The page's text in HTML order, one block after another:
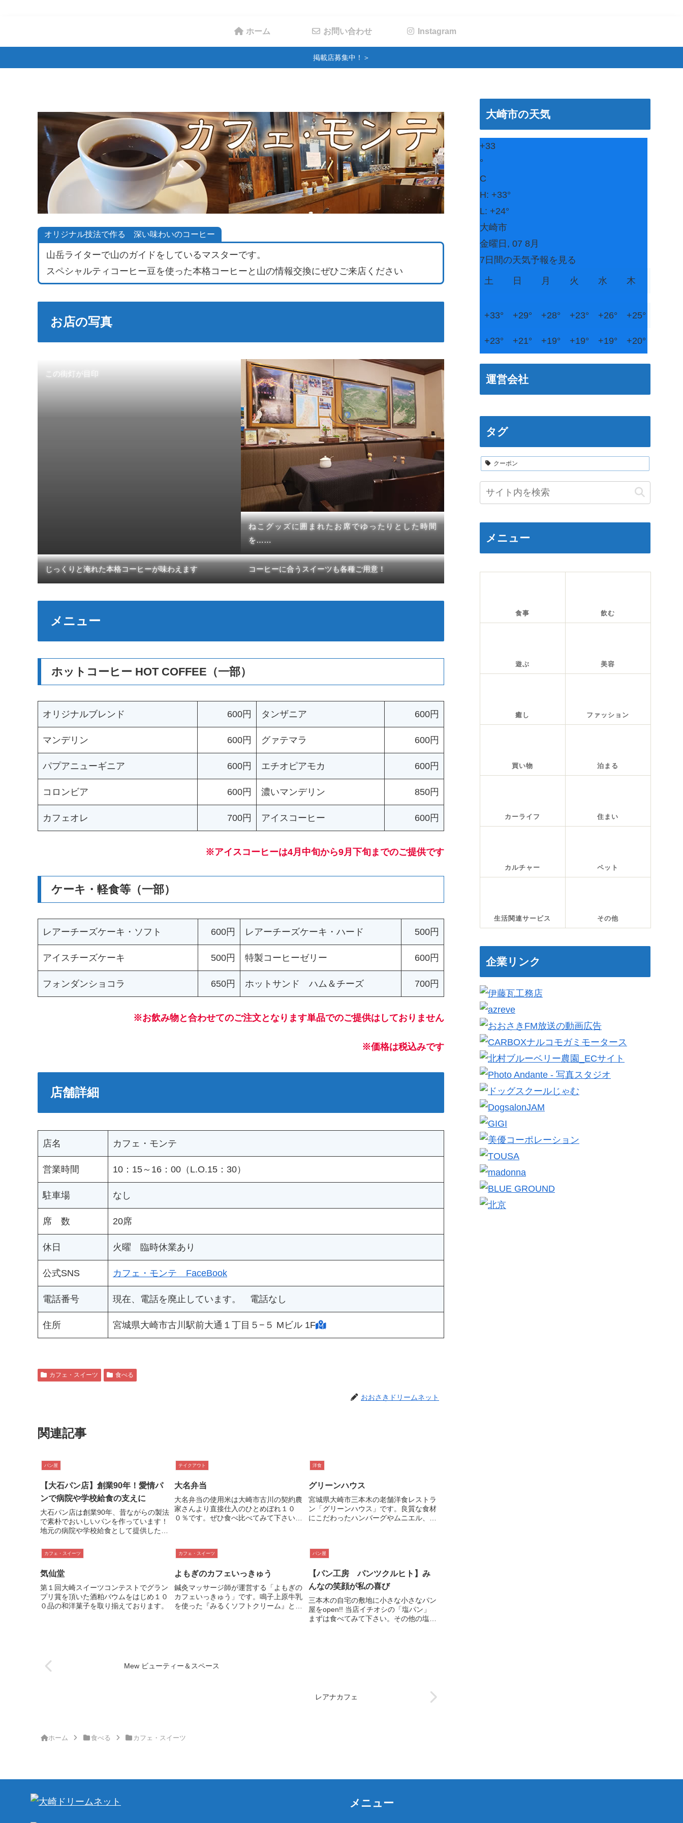
ホーム お問い合わせ Instagram
掲載店募集中！＞
オリジナル技法で作る 深い味わいのコーヒー
山岳ライターで山のガイドをしているマスターです。
スペシャルティコーヒー豆を使った本格コーヒーと山の情報交換にぜひご来店ください
お店の写真
この街灯が目印
ねこグッズに囲まれたお席でゆったりとした時間
を……
じっくりと淹れた本格コーヒーが味わえます コーヒーに合うスイーツも各種ご用意！
メニュー
ホットコーヒー HOT COFFEE（一部）
オリジナルブレンド 600円 タンザニア 600円
マンデリン 600円 グァテマラ 600円
パプアニューギニア 600円 エチオピアモカ 600円
コロンビア 600円 濃いマンデリン 850円
カフェオレ 700円 アイスコーヒー 600円
※アイスコーヒーは4月中旬から9月下旬までのご提供です
ケーキ・軽食等（一部）
レアーチーズケーキ・ソフト 600円 レアーチーズケーキ・ハード 500円
アイスチーズケーキ 500円 特製コーヒーゼリー 600円
フォンダンショコラ 650円 ホットサンド ハム＆チーズ 700円
※お飲み物と合わせてのご注文となります単品でのご提供はしておりません
※価格は税込みです
店舗詳細
店名 カフェ・モンテ
営業時間 10：15～16：00（L.O.15：30）
駐車場 なし
席 数 20席
休日 火曜 臨時休業あり
公式SNS カフェ・モンテ FaceBook
電話番号 現在、電話を廃止しています。 電話なし
住所 宮城県大崎市古川駅前大通１丁目５−５ Mビル 1F
カフェ・スイーツ 食べる
おおさきドリームネット
関連記事
パン屋
【大石パン店】創業90年！愛情パ
ンで病院や学校給食の支えに
大石パン店は創業90年、昔ながらの製法
で素朴でおいしいパンを作っています！
地元の病院や学校給食として提供した
しています。中でも『サンドパン（クリ
ーム・ピーナッツ・チョコ）』は開店し
品！ぜひ一度味わってみてください！
テイクアウト
大名弁当
大名弁当の使用米は大崎市古川の契約農
家さんより直接仕入のひとめぼれ１０
０％です。ぜひ食べ比べてみて下さい！
洋食
グリーンハウス
宮城県大崎市三本木の老舗洋食レストラ
ン「グリーンハウス」です。良質な食材
にこだわったハンバーグやムニエル、ス
様のお越しをお待ちしております。
カフェ・スイーツ
気仙堂
第１回大崎スイーツコンテストでグラン
プリ賞を頂いた酒粕バウムをはじめ１０
０品の和洋菓子を取り揃えております。
カフェ・スイーツ
よもぎのカフェいっきゅう
鍼灸マッサージ師が運営する「よもぎの
カフェいっきゅう」です。鳴子上原牛乳
を使った『みるくソフトクリーム』と色
パン屋
【パン工房 パンツクルヒト】み
んなの笑顔が私の喜び
三本木の自宅の敷地に小さな小さなパン
屋をopen!! 当店イチオシの「塩パン」
まずは食べてみて下さい。その他の塩パ
Mew ビューティー＆スペース
レアナカフェ
ホーム 食べる カフェ・スイーツ
大崎市の天気
+33
°
C
H: +33°
L: +24°
大崎市
金曜日, 07 8月
7日間の天気予報を見る
土 日 月 火 水 木
+33° +29° +28° +23° +26° +25°
+23° +21° +19° +19° +19° +20°
運営会社
タグ
クーポン
メニュー
食事 飲む
遊ぶ 美容
癒し ファッション
買い物 泊まる
カーライフ 住まい
カルチャー ペット
生活関連サービス その他
企業リンク
メニュー